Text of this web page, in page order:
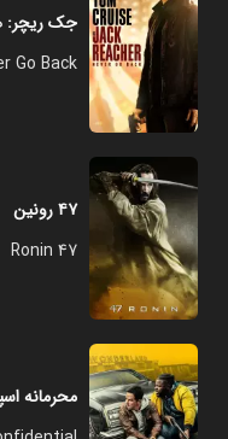
جک ریچر:
Go Back
۴۷ رونین
47 Ronin
محرمانه